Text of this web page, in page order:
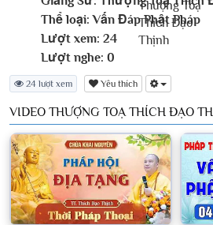
Thể loại: Vấn Đáp Phật Pháp
Lượt xem: 24
Lượt nghe: 0
24 lượt xem Yêu thích
VIDEO THƯỢNG TOẠ THÍCH ĐẠO